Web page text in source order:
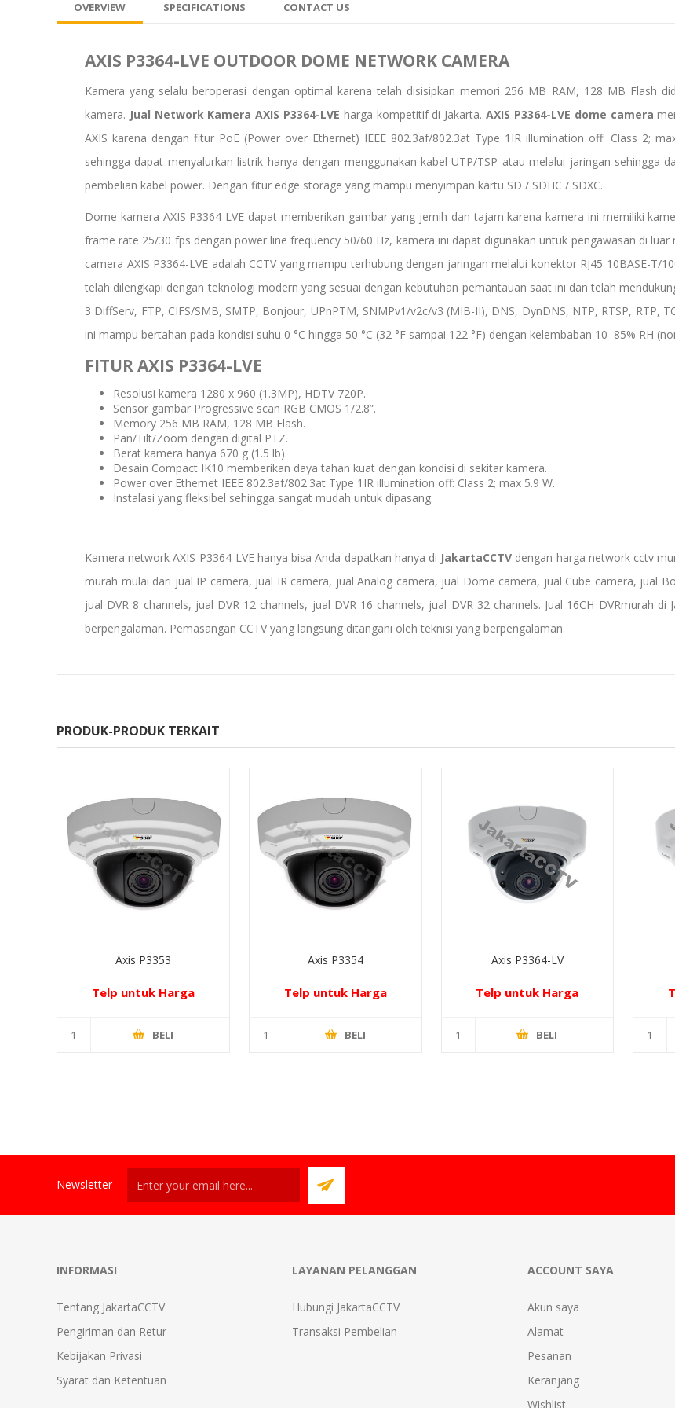
OVERVIEW SPECIFICATIONS CONTACT US
AXIS P3364-LVE OUTDOOR DOME NETWORK CAMERA
Kamera yang selalu beroperasi dengan optimal karena telah disisipkan memori 256 MB RAM, 128 MB Flash
kamera. Jual Network Kamera AXIS P3364-LVE harga kompetitif di Jakarta.AXIS P3364-LVE dome camera
AXIS karena dengan fitur PoE (Power over Ethernet) IEEE 802.3af/802.3at Type 1IR illumination off: Class 2;
sehingga dapat menyalurkan listrik hanya dengan menggunakan kabel UTP/TSP atau melalui jaringan sehingga
pembelian kabel power. Dengan fitur edge storage yang mampu menyimpan kartu SD / SDHC / SDXC.
Dome kamera AXIS P3364-LVE dapat memberikan gambar yang jernih dan tajam karena kamera ini memiliki
frame rate 25/30 fps dengan power line frequency 50/60 Hz, kamera ini dapat digunakan untuk pengawasan di
camera AXIS P3364-LVE adalah CCTV yang mampu terhubung dengan jaringan melalui konektor RJ45 10BASE-T/
telah dilengkapi dengan teknologi modern yang sesuai dengan kebutuhan pemantauan saat ini dan telah
3 DiffServ, FTP, CIFS/SMB, SMTP, Bonjour, UPnPTM, SNMPv1/v2c/v3 (MIB-II), DNS, DynDNS, NTP, RTSP, RTP,
ini mampu bertahan pada kondisi suhu 0 °C hingga 50 °C (32 °F sampai 122 °F) dengan kelembaban 10–85% RH
FITUR AXIS P3364-LVE
Resolusi kamera 1280 x 960 (1.3MP), HDTV 720P.
Sensor gambar Progressive scan RGB CMOS 1/2.8”.
Memory 256 MB RAM, 128 MB Flash.
Pan/Tilt/Zoom dengan digital PTZ.
Berat kamera hanya 670 g (1.5 lb).
Desain Compact IK10 memberikan daya tahan kuat dengan kondisi di sekitar kamera.
Power over Ethernet IEEE 802.3af/802.3at Type 1IR illumination off: Class 2; max 5.9 W.
Instalasi yang fleksibel sehingga sangat mudah untuk dipasang.
Kamera network AXIS P3364-LVE hanya bisa Anda dapatkan hanya di JakartaCCTV dengan harga network cctv
murah mulai dari jual IP camera, jual IR camera, jual Analog camera, jual Dome camera, jual Cube camera, jual
jual DVR 8 channels, jual DVR 12 channels, jual DVR 16 channels, jual DVR 32 channels. Jual 16CH DVRmurah di
berpengalaman. Pemasangan CCTV yang langsung ditangani oleh teknisi yang berpengalaman.
PRODUK-PRODUK TERKAIT
Axis P3353
Telp untuk Harga
BELI
Axis P3354
Telp untuk Harga
BELI
Axis P3364-LV
Telp untuk Harga
BELI
Newsletter
INFORMASI
Tentang JakartaCCTV
Pengiriman dan Retur
Kebijakan Privasi
Syarat dan Ketentuan
LAYANAN PELANGGAN
Hubungi JakartaCCTV
Transaksi Pembelian
ACCOUNT SAYA
Akun saya
Alamat
Pesanan
Keranjang
Wishlist